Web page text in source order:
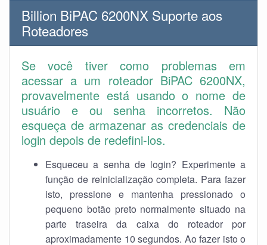
Billion BiPAC 6200NX Suporte aos
Roteadores
Se você tiver como problemas em
acessar a um roteador BiPAC 6200NX,
provavelmente está usando o nome de
usuário e ou senha incorretos. Não
esqueça de armazenar as credenciais de
login depois de redefini-los.
Esqueceu a senha de login? Experimente a
função de reinicialização completa. Para fazer
isto, pressione e mantenha pressionado o
pequeno botão preto normalmente situado na
parte traseira da caixa do roteador por
aproximadamente 10 segundos. Ao fazer isto o